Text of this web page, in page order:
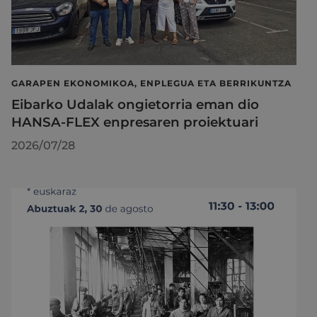
GARAPEN EKONOMIKOA, ENPLEGUA ETA BERRIKUNTZA
Eibarko Udalak ongietorria eman dio
HANSA-FLEX enpresaren proiektuari
2026/07/28